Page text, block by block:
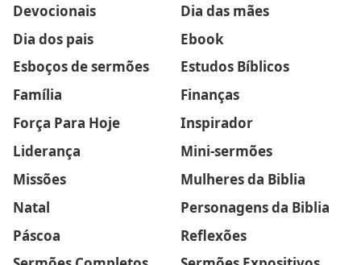
Devocionais
Dia das mães
Dia dos pais
Ebook
Esboços de sermões
Estudos Bíblicos
Família
Finanças
Força Para Hoje
Inspirador
Liderança
Mini-sermões
Missões
Mulheres da Biblia
Natal
Personagens da Biblia
Páscoa
Reflexões